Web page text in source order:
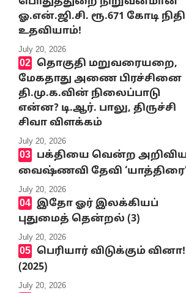
ஓ.என்.ஜி.சி. ரூ.671 கோடி நிதி
உதவியாம்!
July 20, 2026
தொகுதி மறுவரையறை,
மேகதாது அணை பிரச்சினை
தி.மு.க.வின் நிலைப்பாடு
என்ன? டி.ஆர். பாலு, திருச்சி
சிவா விளக்கம்
July 20, 2026
பக்தியை வென்ற
வைஷ்ணவி தேவி ‘யாத்திரை’
July 20, 2026
இதோ ஓர் இலக்கியப்
புதுமைத் தென்றல் (3)
July 20, 2026
பெரியார் விடுக்கும் வினா!
(2025)
July 20, 2026